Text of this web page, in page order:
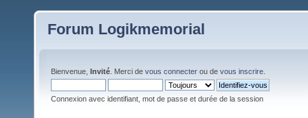
Forum Logikmemorial
Bienvenue, Invité . Merci de vous connecter ou de vous inscrire
Connexion avec identifiant, mot de passe et durée de la session